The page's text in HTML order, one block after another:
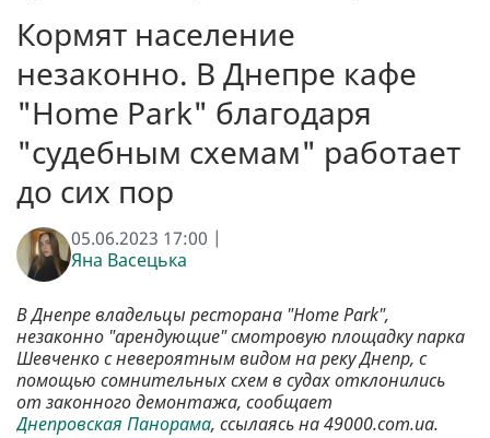
Кормят население
незаконно. В Днепре кафе
"Home Park" благодаря
"судебным схемам" работает
до сих пор
05.06.2023 17:00 |
Яна Васецька
В Днепре владельцы ресторана "Home Park",
незаконно "арендующие" смотровую площадку парка
Шевченко с невероятным видом на реку Днепр, с
помощью сомнительных схем в судах отклонились
от законного демонтажа, сообщает
Днепровская Панорама, ссылаясь на 49000.com.ua.